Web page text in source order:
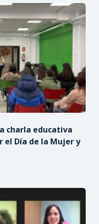
charla educativa
el Día de la Mujer y